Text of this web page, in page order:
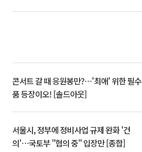
콘서트 갈 때 응원봉만?⋯'최애' 위한 필수
품 등장이오! [솔드아웃]
서울시, 정부에 정비사업 규제 완화 '건
의'⋯국토부 "협의 중" 입장만 [종합]